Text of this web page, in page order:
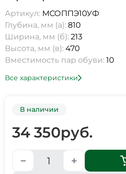
Артикул: МСОППЭ10УФ
Глубина, мм (а): 810
Ширина, мм (б): 213
Высота, мм (в): 470
Вместимость пар обуви: 10
Все характеристики
В наличии
34 350руб.